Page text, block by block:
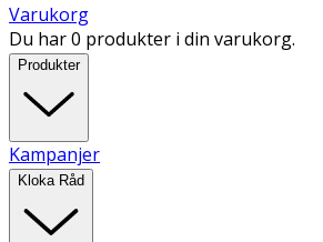
Varukorg
Du har 0 produkter i din varukorg.
Produkter
Kampanjer
Kloka Råd